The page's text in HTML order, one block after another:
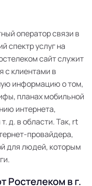
оператор связи в
спектр услуг на
сайт служит
клиентами в
информацию о том,
планах мобильной
интернета,
д. в области. Так, rt
провайдера,
для людей, которым
Ростелеком в г.